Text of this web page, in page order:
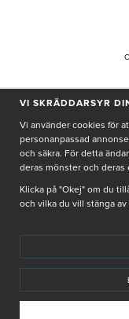
Genom att ge min
De uppgifter du
INNEHÅLLET OCH
VI SKRÄDDARSYR
Vi använder cookies för
personanpassad
och säkra. För detta
deras mönster och deras
Klicka på "Okej" om du
och vilka du vill stänga